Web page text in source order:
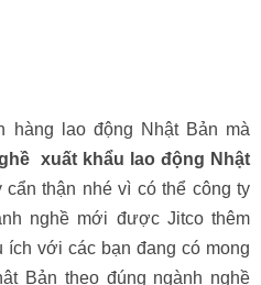
hàng lao động Nhật Bản mà
xuất khẩu lao động Nhật
thận nhé vì có thể công ty
nghề mới được Jitco thêm
với các bạn đang có mong
Bản theo đúng ngành nghề